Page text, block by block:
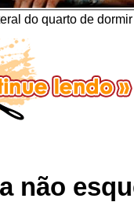
do quarto de
não